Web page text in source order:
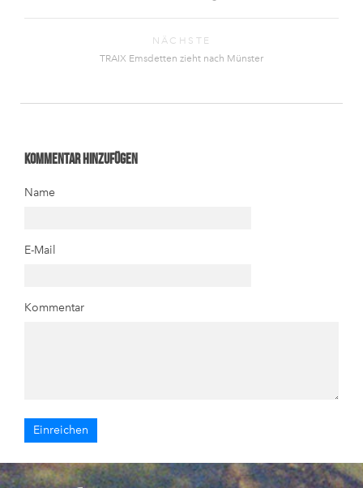
NÄCHSTE
TRAIX Emsdetten zieht nach Münster
Kommentar hinzufügen
Name
E-Mail
Kommentar